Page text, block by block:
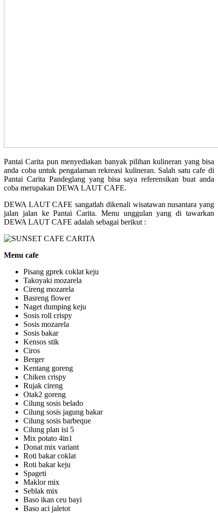
Pantai Carita pun menyediakan banyak pilihan kulineran yang bisa
anda coba untuk pengalaman rekreasi kulineran. Salah satu cafe di
Pantai Carita Pandeglang yang bisa saya referensikan buat anda
coba merupakan DEWA LAUT CAFE.
DEWA LAUT CAFE sangatlah dikenali wisatawan nusantara yang
jalan jalan ke Pantai Carita. Menu unggulan yang di tawarkan
DEWA LAUT CAFE adalah sebagai berikut :
Menu cafe
Pisang gprek coklat keju
Takoyaki mozarela
Cireng mozarela
Basreng flower
Naget dumping keju
Sosis roll crispy
Sosis mozarela
Sosis bakar
Kensos stik
Ciros
Berger
Kentang goreng
Chiken crispy
Rujak cireng
Otak2 goreng
Cilung sosis belado
Cilung sosis jagung bakar
Cilung sosis barbeque
Cilung plan isi 5
Mix potato 4in1
Donat mix variant
Roti bakar coklat
Roti bakar keju
Spageti
Maklor mix
Seblak mix
Baso ikan ceu bayi
Baso aci jaletot